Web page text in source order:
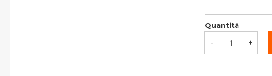
Quantità
- +